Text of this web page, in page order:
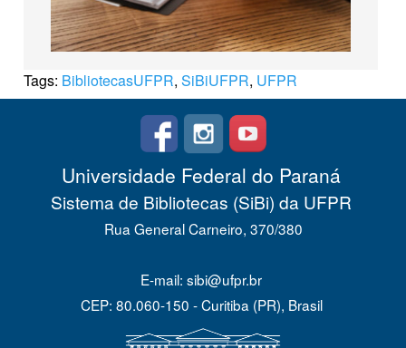
Tags: BibliotecasUFPR, SiBiUFPR, UFPR
Universidade Federal do Paraná
Sistema de Bibliotecas (SiBi) da UFPR
Rua General Carneiro, 370/380
E-mail: sibi@ufpr.br
CEP: 80.060-150 - Curitiba (PR), Brasil